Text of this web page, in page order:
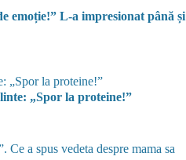
emoție!” L-a impresionat până și
„Spor la proteine!”